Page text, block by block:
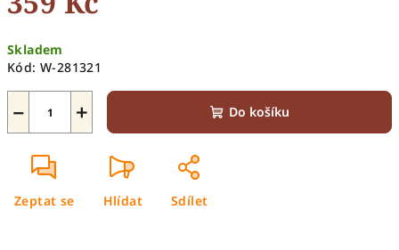
cena:
Skladem
Kód: W-281321
+
− Do košíku
Zeptat se Hlídat Sdílet